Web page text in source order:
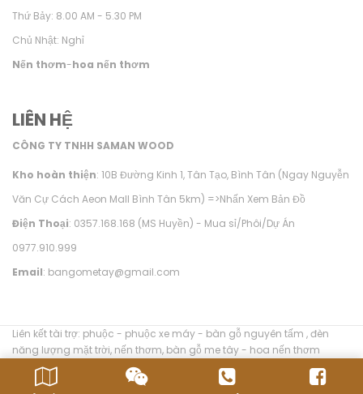
Thứ Bảy: 8.00 AM - 5.30 PM
Chủ Nhật: Nghỉ
Nến thơm-hoa nến thơm
LIÊN HỆ
CÔNG TY TNHH SAMAN WOOD
Kho hoàn thiện: 10B Đường Kinh 1, Tân Tạo, Bình Tân (Ngay Nguyễn
Văn Cự Cách Aeon Mall Bình Tân 5km) =>Nhấn Xem Bản Đồ
Điện Thoại: 0357.168.168 (MS Huyền) - Mua sỉ/Phôi/Dự Án
0977.910.999
Email: bangometay@gmail.com
Liên kết tài trợ: phuộc - phuộc xe máy- bàn gỗ nguyên tấm ,đèn
năng lượng mặt trời, nến thơm, bàn gỗ me tây- hoa nến thơm